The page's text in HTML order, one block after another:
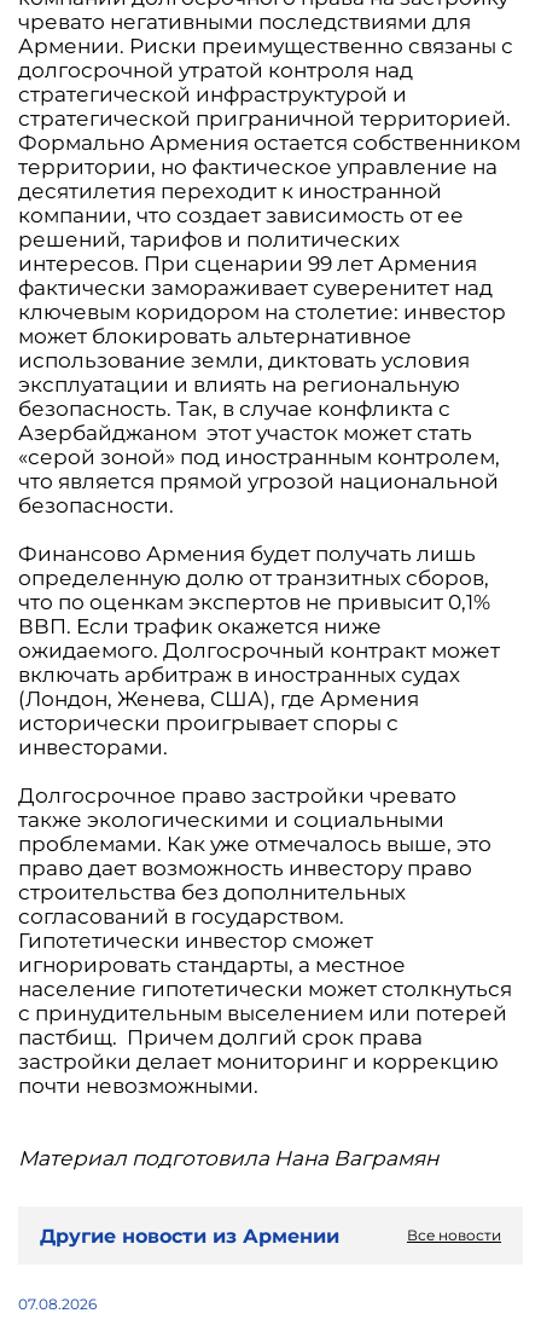
чревато негативными последствиями для
Армении. Риски преимущественно связаны с
долгосрочной утратой контроля над
стратегической инфраструктурой и
стратегической приграничной территорией.
Формально Армения остается собственником
территории, но фактическое управление на
десятилетия переходит к иностранной
компании, что создает зависимость от ее
решений, тарифов и политических
интересов. При сценарии 99 лет Армения
фактически замораживает суверенитет над
ключевым коридором на столетие: инвестор
может блокировать альтернативное
использование земли, диктовать условия
эксплуатации и влиять на региональную
безопасность. Так, в случае конфликта с
Азербайджаном этот участок может стать
«серой зоной» под иностранным контролем,
что является прямой угрозой национальной
безопасности.
Финансово Армения будет получать лишь
определенную долю от транзитных сборов,
что по оценкам экспертов не привысит 0,1%
ВВП. Если трафик окажется ниже
ожидаемого. Долгосрочный контракт может
включать арбитраж в иностранных судах
(Лондон, Женева, США), где Армения
исторически проигрывает споры с
инвесторами.
Долгосрочное право застройки чревато
также экологическими и социальными
проблемами. Как уже отмечалось выше, это
право дает возможность инвестору право
строительства без дополнительных
согласований в государством.
Гипотетически инвестор сможет
игнорировать стандарты, а местное
население гипотетически может столкнуться
с принудительным выселением или потерей
пастбищ. Причем долгий срок права
застройки делает мониторинг и коррекцию
почти невозможными.
Материал подготовила Нана Ваграмян
Другие новости из Армении Все новости
07.08.2026